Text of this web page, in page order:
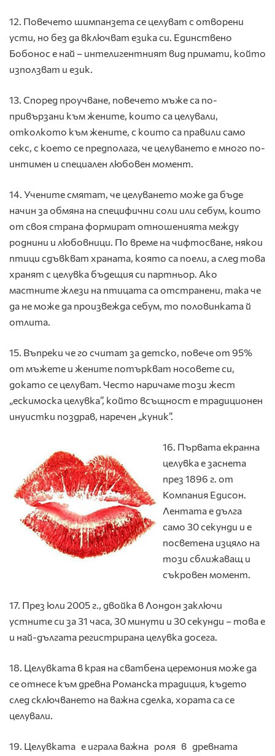
12. Повечето шимпанзета се целуват с отворени
усти, но без да включват езика си. Единствено
Бобонос е най – интелигентният вид примати, който
използват и език.
13. Според проучване, повечето мъже са по-
привързани към жените, които са целували,
отколкото към жените, с които са правили само
секс, с което се предполага, че целуването е много по-
интимен и специален любовен момент.
14. Учените смятат, че целуването може да бъде
начин за обмяна на специфични соли или себум, които
от своя страна формират отношенията между
роднини и любовници. По време на чифтосване, някои
птици сдъвкват храната, която са поели, а след това
хранят с целувка бъдещия си партньор. Ако
мастните жлези на птицата са отстранени, така че
да не може да произвежда себум, то половинката й
отлита.
15. Въпреки че го считат за детско, повече от 95%
от мъжете и жените потъркват носовете си,
докато се целуват. Често наричаме този жест
„ескимоска целувка”, който всъщност е традиционен
инуистки поздрав, наречен „куник”.
16. Първата екранна
целувка е заснета
през 1896 г. от
Компания Едисон.
Лентата е дълга
само 30 секунди и е
посветена изцяло на
този сближаващ и
съкровен момент.
17. През юли 2005 г., двойка в Лондон заключи
устните си за 31 часа, 30 минути и 30 секунди – това е
и най-дългата регистрирана целувка досега.
18. Целувката в края на сватбена церемония може да
се отнесе към древна Романска традиция, където
след сключването на важна сделка, хората са се
целували.
19. Целувката е играла важна роля в древната